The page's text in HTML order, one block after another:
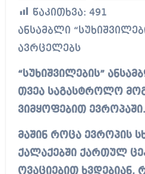
წაკითხვა: 491
ანსამბლი “სუხიშვილები” განცხადებას
ავრცელებს
“სუხიშვილების”
თვეა საგასტროლო
ვიმყოფებით ევროპაში.
მაშინ როცა ევროპის
ქალაქებში ქართულ
ოვაციებით ხვდებიან,